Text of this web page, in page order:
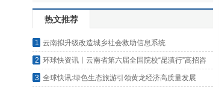
热文推荐
1 云南拟升级改造城乡社会救助信息系统
2 环球快资讯丨云南省第六届全国院校“昆滇行”高招咨
询会大理专场活动举行
3 全球快讯:绿色生态旅游引领黄龙经济高质量发展